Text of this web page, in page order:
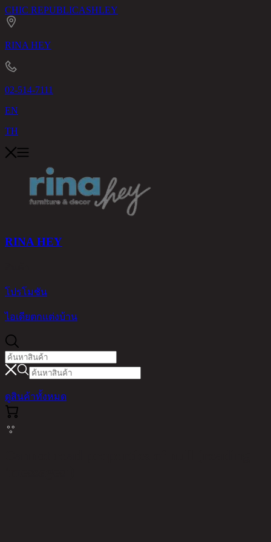
CHIC REPUBLICASHLEY
RINA HEY
02-514-7111
EN
TH
RINA HEY
โปรโมชัน
ไอเดียตกแต่งบ้าน
ดูสินค้าทั้งหมด